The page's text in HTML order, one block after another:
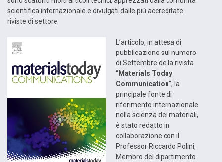
scientifica internazionale e divulgati dalle più accreditate
riviste di settore.
L’articolo, in attesa di
pubblicazione sul numero
di Settembre della rivista
“Materials Today
Communication”, la
principale fonte di
riferimento internazionale
nella scienza dei materiali,
è stato redatto in
collaborazione con il
Professor Riccardo Polini,
Membro del dipartimento